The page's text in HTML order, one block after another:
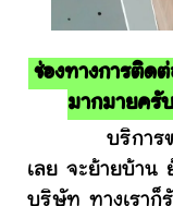
ช่องทางการติด
มากมายครั
บริการขนย้า
เลย จะย้ายบ้าน
บริษัท ทางเราก็